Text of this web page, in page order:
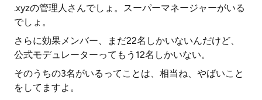
.xyzの管理人さんでしょ。スーパーマネージャーがいる
でしょ。
さらに効果メンバー、まだ22名しかいないんだけど、
公式モデュレーターってもう12名しかいない。
そのうちの3名がいるってことは、相当ね、やばいこと
をしてますよ。